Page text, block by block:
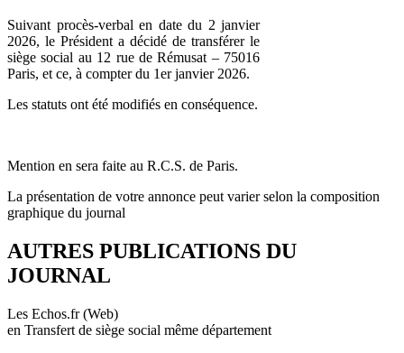
Suivant procès-verbal en date du 2 janvier
2026, le Président a décidé de transférer le
siège social au 12 rue de Rémusat – 75016
Paris, et ce, à compter du 1er janvier 2026.
Les statuts ont été modifiés en conséquence.
Mention en sera faite au R.C.S. de Paris.
La présentation de votre annonce peut varier selon la composition
graphique du journal
AUTRES PUBLICATIONS DU
JOURNAL
Les Echos.fr (Web)
en Transfert de siège social même département